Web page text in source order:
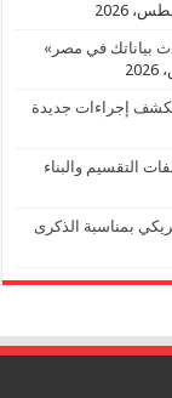
بياناتك في مصر»
إجراءات جديدة
التقسيم والبناء
بمناسبة الذكرى